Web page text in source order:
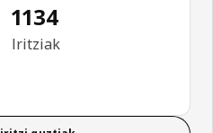
/ 5 izar. Berrikuspen osoak: 1134
1134
Iritziak